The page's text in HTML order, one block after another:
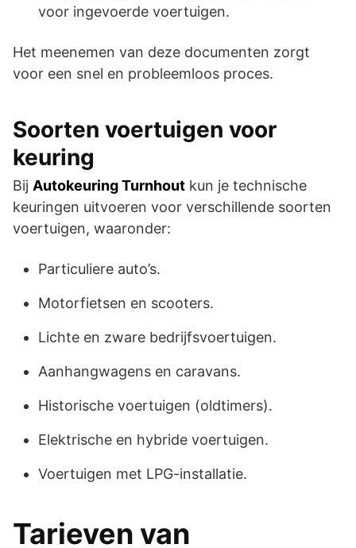
voor ingevoerde voertuigen.
Het meenemen van deze documenten zorgt
voor een snel en probleemloos proces.
Soorten voertuigen voor
keuring
Bij Autokeuring Turnhout kun je technische
keuringen uitvoeren voor verschillende soorten
voertuigen, waaronder:
Particuliere auto’s.
Motorfietsen en scooters.
Lichte en zware bedrijfsvoertuigen.
Aanhangwagens en caravans.
Historische voertuigen (oldtimers).
Elektrische en hybride voertuigen.
Voertuigen met LPG-installatie.
Tarieven van